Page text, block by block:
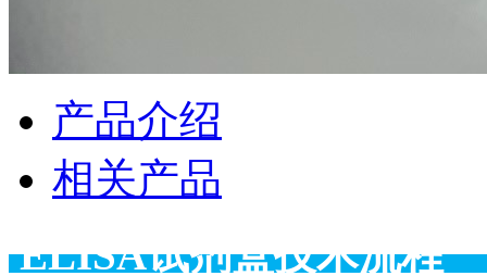
产品介绍
相关产品
ELISA试剂盒技